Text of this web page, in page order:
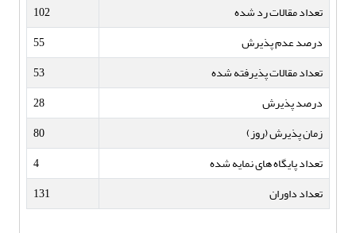
تعداد مقالات رد شده
102
درصد عدم پذیرش
55
تعداد مقالات پذیرفته شده
53
درصد پذیرش
28
زمان پذیرش (روز)
80
تعداد پایگاه های نمایه شده
4
تعداد داوران
131